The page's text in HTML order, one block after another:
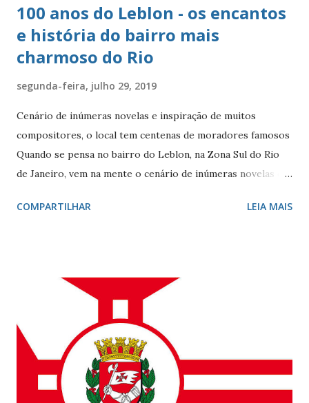
100 anos do Leblon - os encantos
e história do bairro mais
charmoso do Rio
segunda-feira, julho 29, 2019
Cenário de inúmeras novelas e inspiração de muitos
compositores, o local tem centenas de moradores famosos
Quando se pensa no bairro do Leblon, na Zona Sul do Rio
de Janeiro, vem na mente o cenário de inúmeras novelas de
compositores e poetas. Como defini-lo? Calmo e elegante.
pelo seu cartão-postal: o mar e o Morro Dois Irmãos. A
localidade uma das mais cobiçadas da cidade e um dos
bairros mais caros do país. No último dia 26 de julho, o
Leblon completou 100 anos de histórias. Francisca Ornellas
Teles e Charles Le Blond Charles Le Blond, 1804-1880,
COMPARTILHAR LEIA MAIS